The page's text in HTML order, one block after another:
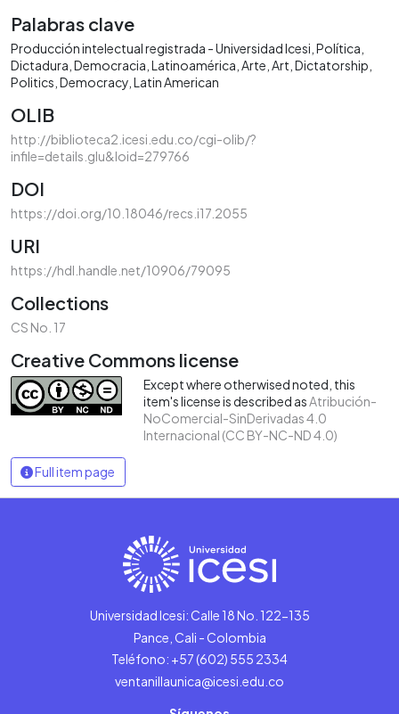
Palabras clave
Producción intelectual registrada - Universidad Icesi Política
Dictadura Democracia Latinoamérica Arte Art Dictatorship
Politics Democracy Latin American
OLIB
http://biblioteca2.icesi.edu.co/cgi-olib/?
infile=details.glu&loid=279766
DOI
https://doi.org/10.18046/recs.i17.2055
URI
https://hdl.handle.net/10906/79095
Collections
CS No. 17
Creative Commons license
Except where otherwised noted, this
item's license is described asAtribución-
NoComercial-SinDerivadas 4.0
Internacional (CC BY-NC-ND 4.0)
Full item page
Universidad Icesi: Calle 18 No. 122-135
Pance, Cali - Colombia
Teléfono: +57 (602) 555 2334
ventanillaunica@icesi.edu.co